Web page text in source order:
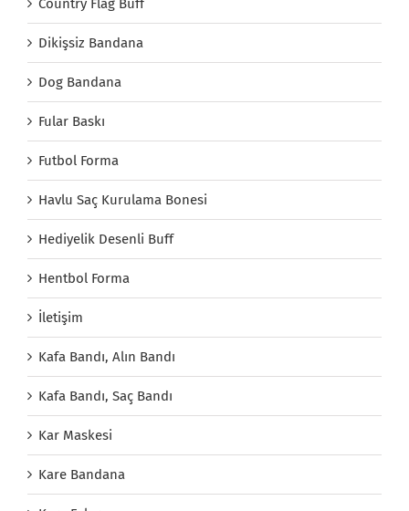
Country Flag Buff
Dikişsiz Bandana
Dog Bandana
Fular Baskı
Futbol Forma
Havlu Saç Kurulama Bonesi
Hediyelik Desenli Buff
Hentbol Forma
İletişim
Kafa Bandı, Alın Bandı
Kafa Bandı, Saç Bandı
Kar Maskesi
Kare Bandana